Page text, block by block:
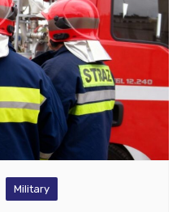
Military